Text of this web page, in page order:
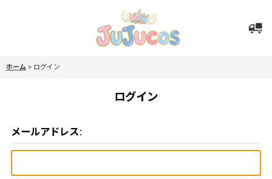
ホーム > ログイン
ログイン
メールアドレス: